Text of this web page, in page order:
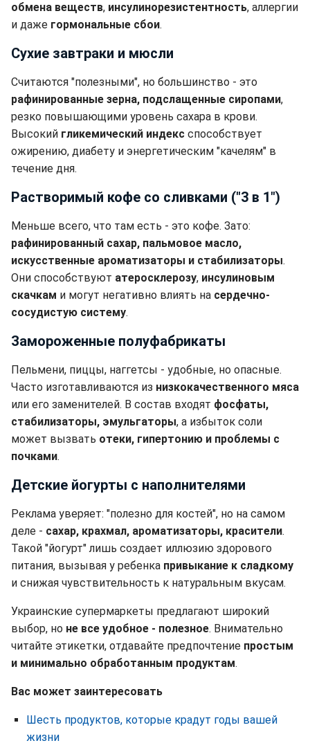
обмена веществ, инсулинорезистентность, аллергии
и даже гормональные сбои.
Сухие завтраки и мюсли
Считаются "полезными", но большинство - это
рафинированные зерна, подслащенные сиропами,
резко повышающими уровень сахара в крови.
Высокий гликемический индекс способствует
ожирению, диабету и энергетическим "качелям" в
течение дня.
Растворимый кофе со сливками ("3 в 1")
Меньше всего, что там есть - это кофе. Зато:
рафинированный сахар, пальмовое масло,
искусственные ароматизаторы и стабилизаторы.
Они способствуют атеросклерозу, инсулиновым
скачкам и могут негативно влиять на сердечно-
сосудистую систему.
Замороженные полуфабрикаты
Пельмени, пиццы, наггетсы - удобные, но опасные.
Часто изготавливаются из низкокачественного мяса
или его заменителей. В состав входят фосфаты,
стабилизаторы, эмульгаторы, а избыток соли
может вызвать отеки, гипертонию и проблемы с
почками.
Детские йогурты с наполнителями
Реклама уверяет: "полезно для костей", но на самом
деле - сахар, крахмал, ароматизаторы, красители.
Такой "йогурт" лишь создает иллюзию здорового
питания, вызывая у ребенка привыкание к сладкому
и снижая чувствительность к натуральным вкусам.
Украинские супермаркеты предлагают широкий
выбор, но не все удобное - полезное. Внимательно
читайте этикетки, отдавайте предпочтение простым
и минимально обработанным продуктам.
Вас может заинтересовать
Шесть продуктов, которые крадут годы вашей
жизни